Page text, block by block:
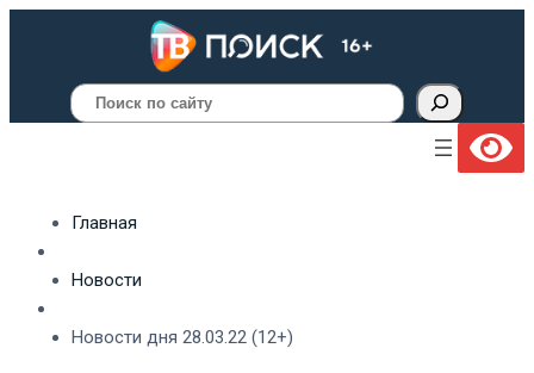
Поиск
Главная
Новости
Новости дня 28.03.22 (12+)